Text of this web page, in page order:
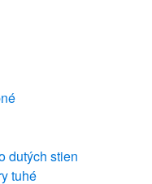
dutých stien
tuhé